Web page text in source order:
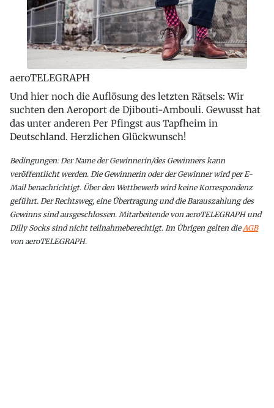
aeroTELEGRAPH
Und hier noch die Auflösung des letzten Rätsels: Wir
suchten den Aeroport de Djibouti-Ambouli. Gewusst hat
das unter anderen Per Pfingst aus Tapfheim in
Deutschland. Herzlichen Glückwunsch!
Bedingungen: Der Name der Gewinnerin/des Gewinners kann
veröffentlicht werden. Die Gewinnerin oder der Gewinner wird per E-
Mail benachrichtigt. Über den Wettbewerb wird keine Korrespondenz
geführt. Der Rechtsweg, eine Übertragung und die Barauszahlung des
Gewinns sind ausgeschlossen. Mitarbeitende von aeroTELEGRAPH und
Dilly Socks sind nicht teilnahmeberechtigt. Im Übrigen gelten die AGB
von aeroTELEGRAPH.